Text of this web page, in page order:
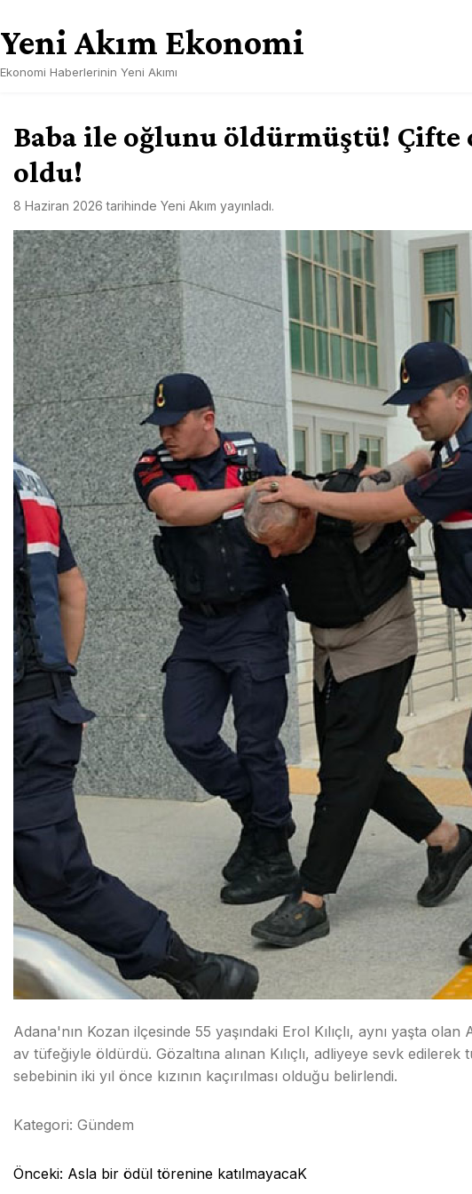
to
content
Yeni Akım Ekonomi
Ekonomi Haberlerinin Yeni Akımı
Baba ile oğlunu öldürmüştü!
oldu!
8 Haziran 2026 tarihinde Yeni Akım yayınladı.
Adana'nın Kozan ilçesinde 55 yaşındaki Erol Kılıçlı, aynı yaşta
av tüfeğiyle öldürdü. Gözaltına alınan Kılıçlı, adliyeye sevk
sebebinin iki yıl önce kızının kaçırılması olduğu belirlendi.
Kategori: Gündem
Yazı
Önceki: Asla bir ödül törenine katılmayacaK